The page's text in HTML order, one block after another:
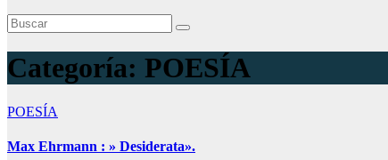
Categoría: POESÍA
POESÍA
Max Ehrmann : » Desiderata».